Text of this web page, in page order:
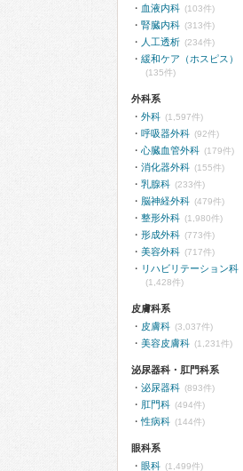
血液内科 (103件)
腎臓内科 (313件)
人工透析 (234件)
緩和ケア（ホスピス）
(135件)
外科系
外科 (1,597件)
呼吸器外科 (92件)
心臓血管外科 (179件)
消化器外科 (155件)
乳腺科 (233件)
脳神経外科 (479件)
整形外科 (1,980件)
形成外科 (773件)
美容外科 (717件)
リハビリテーション科
(1,428件)
皮膚科系
皮膚科 (3,037件)
美容皮膚科 (1,231件)
泌尿器科・肛門科系
泌尿器科 (893件)
肛門科 (494件)
性病科 (144件)
眼科系
眼科 (1,499件)